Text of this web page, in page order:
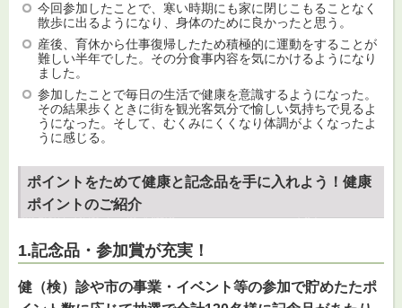
今回参加したことで、寒い時期にも家に閉じこもることなく
散歩に出るようになり、身体のために良かったと思う。
産後、育休から仕事復帰したため積極的に運動をすることが
難しい半年でした。その分食事内容を気にかけるようになり
ました。
参加したことで毎日の生活で健康を意識するようになった。
その結果歩くときに街を観光客気分で愉しい気持ちで見るよ
うになった。そして、むくみにくくなり体調がよくなったよ
うに感じる。
ポイントをためて健康と記念品を手に入れよう！健康
ポイントのご紹介
1.記念品・参加賞が充実！
健（検）診や市の事業・イベント等の参加で貯めたたポ